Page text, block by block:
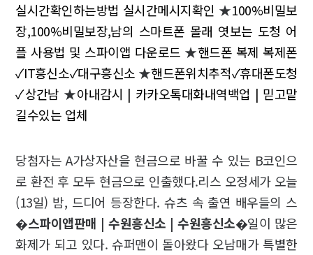
실시간확인하는방법 실시간메시지확인 ★100%비밀보
장,100%비밀보장,남의 스마트폰 몰래 엿보는 도청 어
플 사용법 및 스파이앱 다운로드 ★핸드폰 복제 복제폰
✓IT흥신소✓대구흥신소 ★핸드폰위치추적✓휴대폰도청
✓상간남 ★아내감시 | 카카오톡대화내역백업 | 믿고맡
길수있는 업체
당첨자는 A가상자산을 현금으로 바꿀 수 있는 B코인으
로 환전 후 모두 현금으로 인출했다.리스 오정세가 오늘
(13일) 밤, 드디어 등장한다. 슈츠 속 출연 배우들의 스
�스파이앱판매 | 수원흥신소 | 수원흥신소�일이 많은
화제가 되고 있다. 슈퍼맨이 돌아왔다 오남매가 특별한